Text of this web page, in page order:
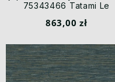
75343466 Tatami Le
863,00 zł